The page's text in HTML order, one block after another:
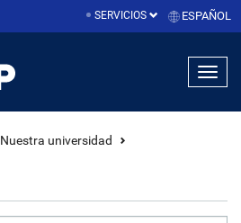
SERVICIOS ESPAÑOL
Nuestra universidad